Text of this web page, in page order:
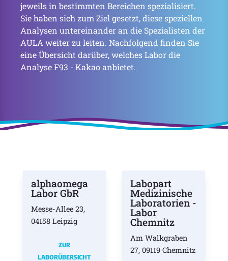
jeweils in bestimmten Bereichen spezialisiert.
Sie haben sich zum Ziel gesetzt, diese speziellen
Analysen untereinander an die Spezialisten der
AULA weiter zu leiten. Nachfolgend finden Sie
eine Übersicht darüber, welches Labor die
Analyse F93 - Kakao anbietet.
alphaomega
Labor GbR
Messe-Allee 23,
04158 Leipzig
ZUR
LABORÜBERSICHT
Labopart
Medizinische
Laboratorien -
Labor
Chemnitz
Am Walkgraben
27, 09119 Chemnitz